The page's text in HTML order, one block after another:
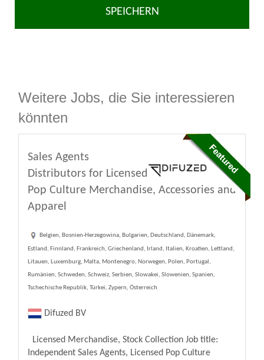
SPEICHERN
Weitere Jobs, die Sie interessieren
könnten
Sales Agents
Distributors for Licensed
Pop Culture Merchandise, Accessories and
Apparel
Belgien, Bosnien-Herzegowina, Bulgarien, Deutschland, Dänemark,
Estland, Finnland, Frankreich, Griechenland, Irland, Italien, Kroatien, Lettland,
Litauen, Luxemburg, Malta, Montenegro, Norwegen, Polen, Portugal,
Rumänien, Schweden, Schweiz, Serbien, Slowakei, Slowenien, Spanien,
Tschechische Republik, Türkei, Zypern, Österreich
Difuzed BV
Licensed Merchandise, Stock Collection Job title:
Independent Sales Agents, Licensed Pop Culture